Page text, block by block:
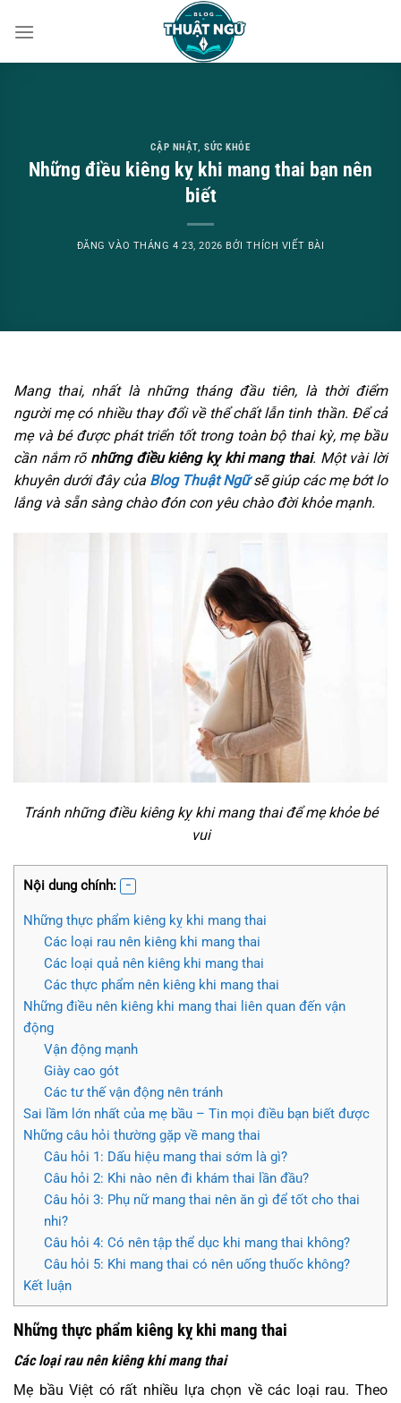
qua
CẬP NHẬT,SỨC KHỎE
Những điều kiêng kỵ khi mang thai bạn nên
biết
ĐĂNG VÀO THÁNG 4 23, 2026 BỞITHÍCH VIẾT BÀI
Mang thai, nhất là những tháng đầu tiên, là thời điểm
người mẹ có nhiều thay đổi về thể chất lẫn tinh thần. Để cả
mẹ và bé được phát triển tốt trong toàn bộ thai kỳ, mẹ bầu
cần nắm rõ những điều kiêng kỵ khi mang thai. Một vài lời
khuyên dưới đây của Blog Thuật Ngữsẽ giúp các mẹ bớt lo
lắng và sẵn sàng chào đón con yêu chào đời khỏe mạnh.
Tránh những điều kiêng kỵ khi mang thai để mẹ khỏe bé
vui
Nội dung chính:
Những thực phẩm kiêng kỵ khi mang thai
Các loại rau nên kiêng khi mang thai
Các loại quả nên kiêng khi mang thai
Các thực phẩm nên kiêng khi mang thai
Những điều nên kiêng khi mang thai liên quan đến vận
động
Vận động mạnh
Giày cao gót
Các tư thế vận động nên tránh
Sai lầm lớn nhất của mẹ bầu – Tin mọi điều bạn biết được
Những câu hỏi thường gặp về mang thai
Câu hỏi 1: Dấu hiệu mang thai sớm là gì?
Câu hỏi 2: Khi nào nên đi khám thai lần đầu?
Câu hỏi 3: Phụ nữ mang thai nên ăn gì để tốt cho thai
nhi?
Câu hỏi 4: Có nên tập thể dục khi mang thai không?
Câu hỏi 5: Khi mang thai có nên uống thuốc không?
Kết luận
Những thực phẩm kiêng kỵ khi mang thai
Các loại rau nên kiêng khi mang thai
Mẹ bầu Việt có rất nhiều lựa chọn về các loại rau. Theo